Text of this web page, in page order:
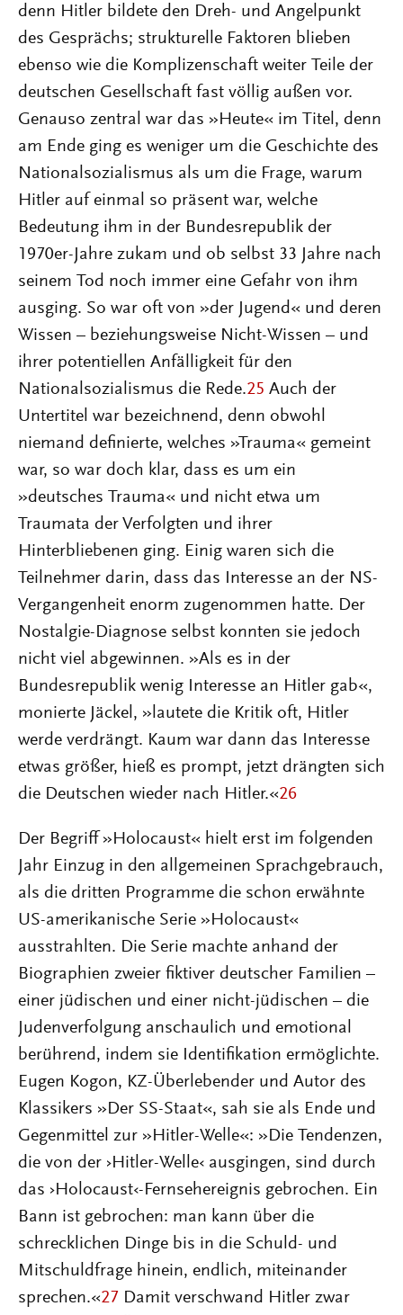
denn Hitler bildete den Dreh- und Angelpunkt
des Gesprächs; strukturelle Faktoren blieben
ebenso wie die Komplizenschaft weiter Teile der
deutschen Gesellschaft fast völlig außen vor.
Genauso zentral war das »Heute« im Titel, denn
am Ende ging es weniger um die Geschichte des
Nationalsozialismus als um die Frage, warum
Hitler auf einmal so präsent war, welche
Bedeutung ihm in der Bundesrepublik der
1970er-Jahre zukam und ob selbst 33 Jahre nach
seinem Tod noch immer eine Gefahr von ihm
ausging. So war oft von »der Jugend« und deren
Wissen – beziehungsweise Nicht-Wissen – und
ihrer potentiellen Anfälligkeit für den
Nationalsozialismus die Rede.25 Auch der
Untertitel war bezeichnend, denn obwohl
niemand definierte, welches »Trauma« gemeint
war, so war doch klar, dass es um ein
»deutsches Trauma« und nicht etwa um
Traumata der Verfolgten und ihrer
Hinterbliebenen ging. Einig waren sich die
Teilnehmer darin, dass das Interesse an der NS-
Vergangenheit enorm zugenommen hatte. Der
Nostalgie-Diagnose selbst konnten sie jedoch
nicht viel abgewinnen. »Als es in der
Bundesrepublik wenig Interesse an Hitler gab«,
monierte Jäckel, »lautete die Kritik oft, Hitler
werde verdrängt. Kaum war dann das Interesse
etwas größer, hieß es prompt, jetzt drängten sich
die Deutschen wieder nach Hitler.«26
Der Begriff »Holocaust« hielt erst im folgenden
Jahr Einzug in den allgemeinen Sprachgebrauch,
als die dritten Programme die schon erwähnte
US-amerikanische Serie »Holocaust«
ausstrahlten. Die Serie machte anhand der
Biographien zweier fiktiver deutscher Familien –
einer jüdischen und einer nicht-jüdischen – die
Judenverfolgung anschaulich und emotional
berührend, indem sie Identifikation ermöglichte.
Eugen Kogon, KZ-Überlebender und Autor des
Klassikers »Der SS-Staat«, sah sie als Ende und
Gegenmittel zur »Hitler-Welle«: »Die Tendenzen,
die von der ›Hitler-Welle‹ ausgingen, sind durch
das ›Holocaust‹-Fernsehereignis gebrochen. Ein
Bann ist gebrochen: man kann über die
schrecklichen Dinge bis in die Schuld- und
Mitschuldfrage hinein, endlich, miteinander
sprechen.«27 Damit verschwand Hitler zwar